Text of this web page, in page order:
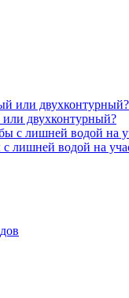
двухконтурный?
лишней водой на